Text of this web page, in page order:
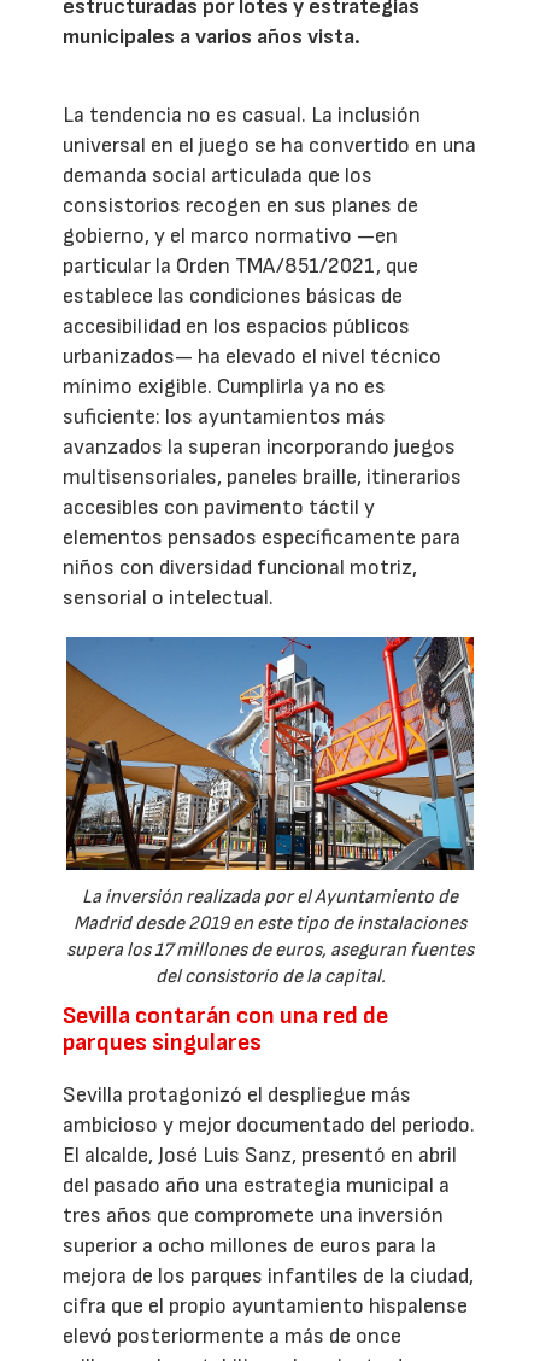
estructuradas por lotes y estrategias
municipales a varios años vista.
La tendencia no es casual. La inclusión
universal en el juego se ha convertido en una
demanda social articulada que los
consistorios recogen en sus planes de
gobierno, y el marco normativo —en
particular la Orden TMA/851/2021, que
establece las condiciones básicas de
accesibilidad en los espacios públicos
urbanizados— ha elevado el nivel técnico
mínimo exigible. Cumplirla ya no es
suficiente: los ayuntamientos más
avanzados la superan incorporando juegos
multisensoriales, paneles braille, itinerarios
accesibles con pavimento táctil y
elementos pensados específicamente para
niños con diversidad funcional motriz,
sensorial o intelectual.
La inversión realizada por el Ayuntamiento de
Madrid desde 2019 en este tipo de instalaciones
supera los 17 millones de euros, aseguran fuentes
del consistorio de la capital.
Sevilla contarán con una red de
parques singulares
Sevilla protagonizó el despliegue más
ambicioso y mejor documentado del periodo.
El alcalde, José Luis Sanz, presentó en abril
del pasado año una estrategia municipal a
tres años que compromete una inversión
superior a ocho millones de euros para la
mejora de los parques infantiles de la ciudad,
cifra que el propio ayuntamiento hispalense
elevó posteriormente a más de once